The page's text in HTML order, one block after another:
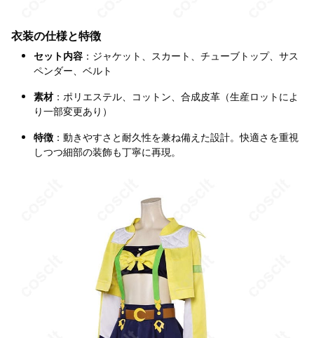
衣装の仕様と特徴
セット内容 ：ジャケット、スカート、チューブトップ、サス
ペンダー、ベルト
素材：ポリエステル、コットン、合成皮革（生産ロットによ
り一部変更あり）
特徴 ：動きやすさと耐久性を兼ね備えた設計。快適さを重視
しつつ細部の装飾も丁寧に再現。